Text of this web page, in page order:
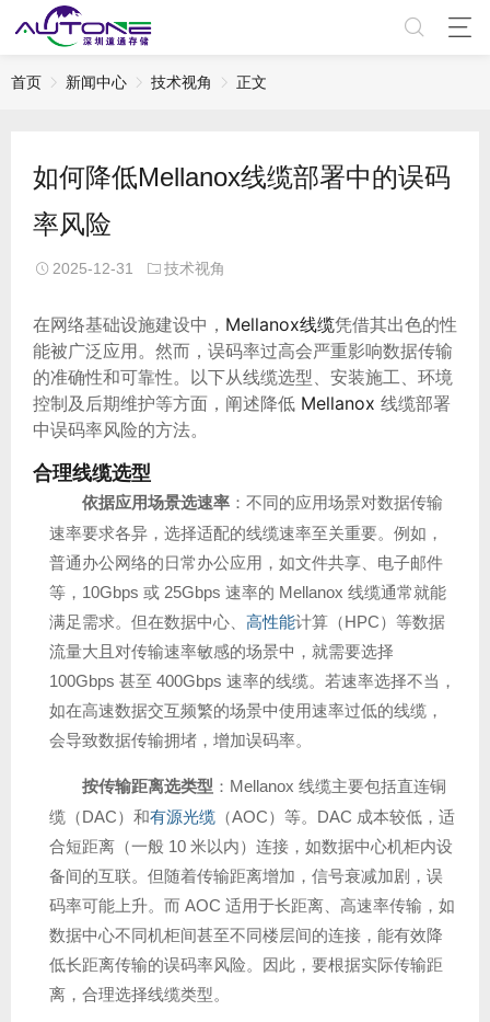
首页 新闻中心 技术视角 正文
如何降低Mellanox线缆部署中的误码
率风险
2025-12-31 技术视角
在网络基础设施建设中， Mellanox线缆凭借其出色的性
能被广泛应用。然而，误码率过高会严重影响数据传输
的准确性和可靠性。以下从线缆选型、安装施工、环境
控制及后期维护等方面，阐述降低 Mellanox 线缆部署
中误码率风险的方法。
合理线缆选型
依据应用场景选速率 ：不同的应用场景对数据传输
速率要求各异，选择适配的线缆速率至关重要。例如，
普通办公网络的日常办公应用，如文件共享、电子邮件
等，10Gbps 或 25Gbps 速率的 Mellanox 线缆通常就能
满足需求。但在数据中心、 高性能计算（HPC）等数据
流量大且对传输速率敏感的场景中，就需要选择
100Gbps 甚至 400Gbps 速率的线缆。若速率选择不当，
如在高速数据交互频繁的场景中使用速率过低的线缆，
会导致数据传输拥堵，增加误码率。
按传输距离选类型 ：Mellanox 线缆主要包括直连铜
缆（DAC）和有源光缆 （AOC）等。DAC 成本较低，适
合短距离（一般 10 米以内）连接，如数据中心机柜内设
备间的互联。但随着传输距离增加，信号衰减加剧，误
码率可能上升。而 AOC 适用于长距离、高速率传输，如
数据中心不同机柜间甚至不同楼层间的连接，能有效降
低长距离传输的误码率风险。因此，要根据实际传输距
离，合理选择线缆类型。